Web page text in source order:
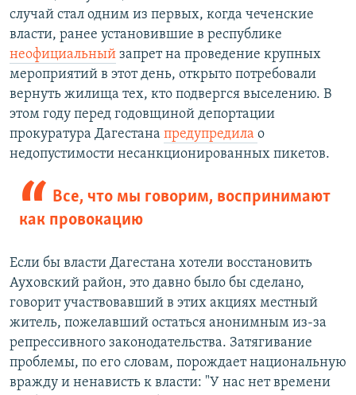
случай стал одним из первых, когда чеченские
власти, ранее установившие в республике
неофициальный запрет на проведение крупных
мероприятий в этот день, открыто потребовали
вернуть жилища тех, кто подвергся выселению. В
этом году перед годовщиной депортации
прокуратура Дагестана предупредила о
недопустимости несанкционированных пикетов.
Все, что мы говорим, воспринимают
как провокацию
Если бы власти Дагестана хотели восстановить
Ауховский район, это давно было бы сделано,
говорит участвовавший в этих акциях местный
житель, пожелавший остаться анонимным из-за
репрессивного законодательства. Затягивание
проблемы, по его словам, порождает национальную
вражду и ненависть к власти: "У нас нет времени